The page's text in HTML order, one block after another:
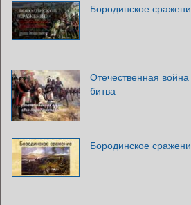
Бородинское
Отечественная
битва
Бородинское